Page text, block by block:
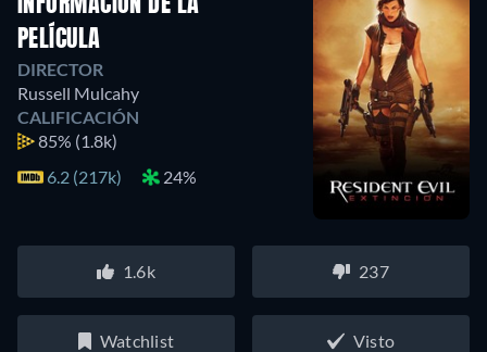
INFORMACIÓN DE LA
PELÍCULA
DIRECTOR
Russell Mulcahy
CALIFICACIÓN
85% (1.8k)
6.2 (217k)
24%
1.6k 237
Watchlist Visto